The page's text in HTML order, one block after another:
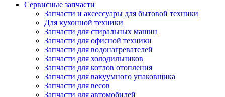
Сервисные запчасти
Запчасти и аксессуары для бытовой техники
Для кухонной техники
Запчасти для стиральных машин
Запчасти для офисной техники
Запчасти для водонагревателей
Запчасти для холодильников
Запчасти для котлов отопления
Запчасти для вакуумного упаковщика
Запчасти для весов
Запчасти для автомобилей